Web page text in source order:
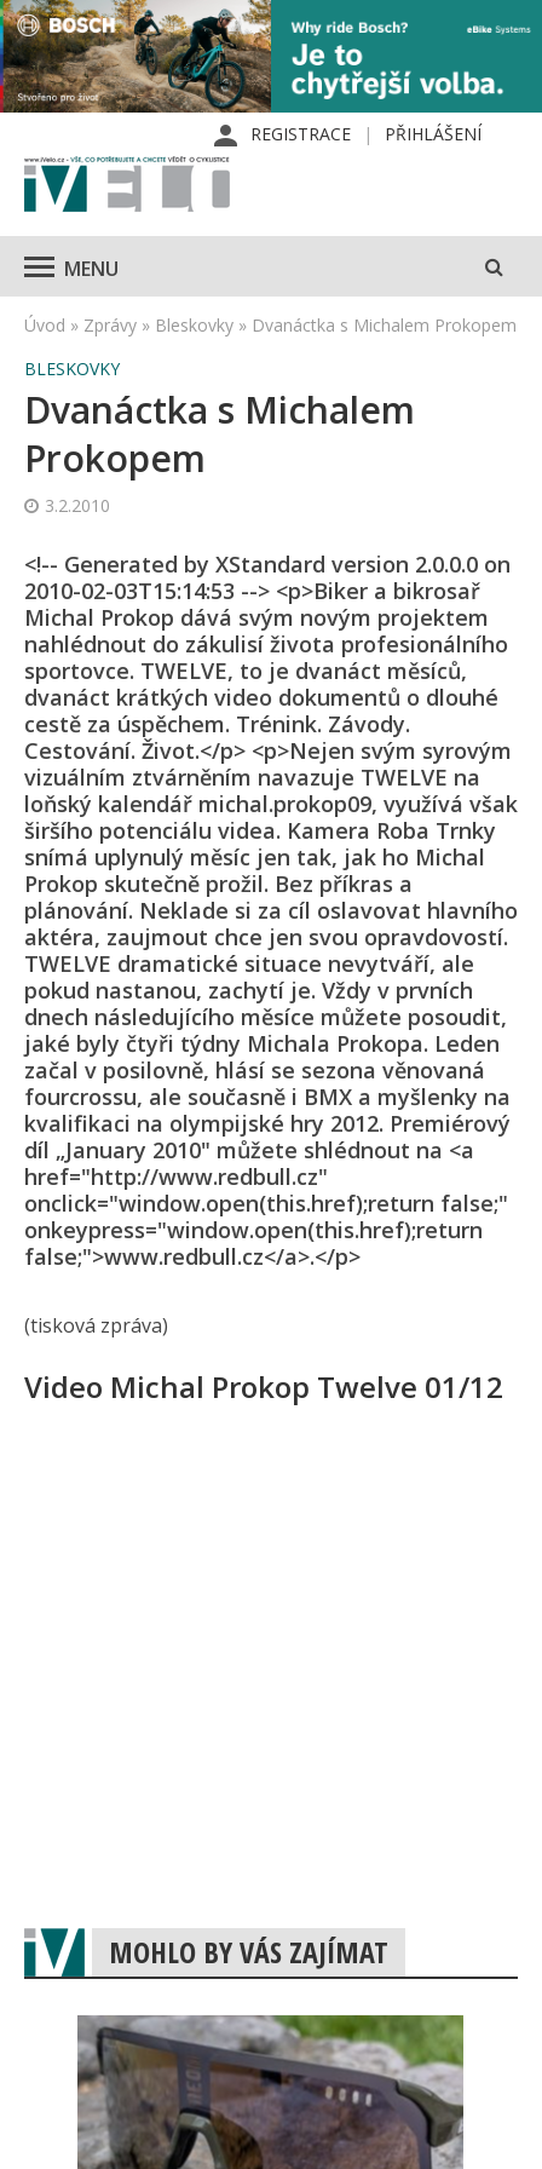
REGISTRACE PŘIHLÁŠENÍ
MENU
Úvod » Zprávy » Bleskovky » Dvanáctka s Michalem Prokopem
BLESKOVKY
Dvanáctka s Michalem
Prokopem
3.2.2010
<!-- Generated by XStandard version 2.0.0.0 on
2010-02-03T15:14:53 --> <p>Biker a bikrosař
Michal Prokop dává svým novým projektem
nahlédnout do zákulisí života profesionálního
sportovce. TWELVE, to je dvanáct měsíců,
dvanáct krátkých video dokumentů o dlouhé
cestě za úspěchem. Trénink. Závody.
Cestování. Život.</p> <p>Nejen svým syrovým
vizuálním ztvárněním navazuje TWELVE na
loňský kalendář michal.prokop09, využívá však
širšího potenciálu videa. Kamera Roba Trnky
snímá uplynulý měsíc jen tak, jak ho Michal
Prokop skutečně prožil. Bez příkras a
plánování. Neklade si za cíl oslavovat hlavního
aktéra, zaujmout chce jen svou opravdovostí.
TWELVE dramatické situace nevytváří, ale
pokud nastanou, zachytí je. Vždy v prvních
dnech následujícího měsíce můžete posoudit,
jaké byly čtyři týdny Michala Prokopa. Leden
začal v posilovně, hlásí se sezona věnovaná
fourcrossu, ale současně i BMX a myšlenky na
kvalifikaci na olympijské hry 2012. Premiérový
díl „January 2010" můžete shlédnout na <a
href="http://www.redbull.cz"
onclick="window.open(this.href);return false;"
onkeypress="window.open(this.href);return
false;">www.redbull.cz</a>.</p>
(tisková zpráva)
Video Michal Prokop Twelve 01/12
MOHLO BY VÁS ZAJÍMAT